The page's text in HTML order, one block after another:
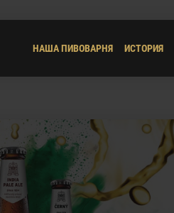
НАША ПИВОВАРНЯ ИСТОРИЯ